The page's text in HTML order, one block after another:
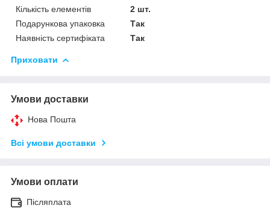
Кількість елементів
2 шт.
Подарункова упаковка
Так
Наявність сертифіката
Так
Приховати
Умови доставки
Нова Пошта
Всі умови доставки
Умови оплати
Післяплата